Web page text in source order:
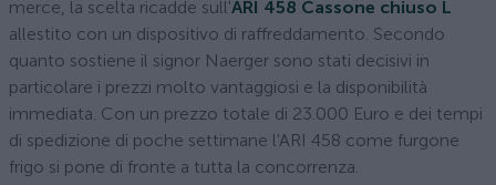
merce, la scelta ricadde sull'ARI 458 Cassone chiuso L
allestito con un dispositivo di raffreddamento. Secondo
quanto sostiene il signor Naerger sono stati decisivi in
particolare i prezzi molto vantaggiosi e la disponibilità
immediata. Con un prezzo totale di 23.000 Euro e dei tempi
di spedizione di poche settimane l'ARI 458 come furgone
frigo si pone di fronte a tutta la concorrenza.